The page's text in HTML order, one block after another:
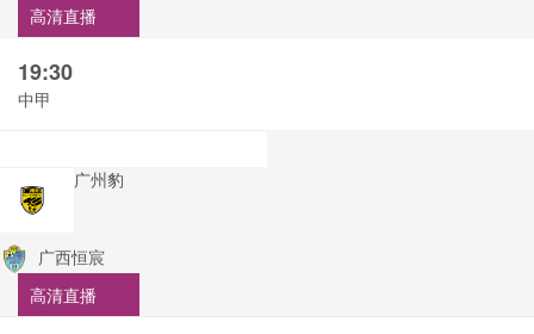
高清直播
19:30
中甲
广州豹
广西恒宸
高清直播